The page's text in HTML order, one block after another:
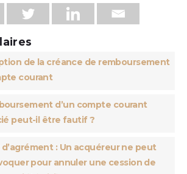
de la créance de remboursement
courant
d’un compte courant
peut-il être fautif ?
: Un acquéreur ne peut
pour annuler une cession de